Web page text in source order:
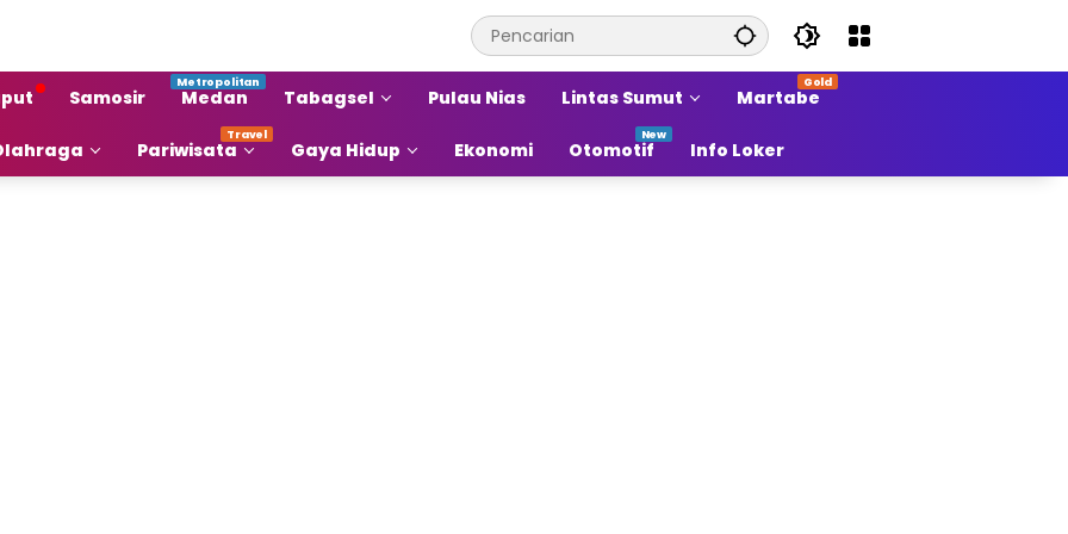
Samosir Medan Tabagsel Pulau Nias Lintas Sumut Martabe
Pariwisata Gaya Hidup Ekonomi Otomotif Info Loker